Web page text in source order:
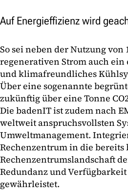
Auf Energieffizienz wird
So sei neben der Nutzung von
regenerativen Strom auch
und klimafreundliches
Über eine sogenannte
zukünftig über eine Tonne
Die badenIT ist zudem nach
weltweit anspruchsvollsten
Umweltmanagement.
Rechenzentrum in die bereits
Rechenzentrumslandschaft
Redundanz und Verfügbarkeit
gewährleistet.